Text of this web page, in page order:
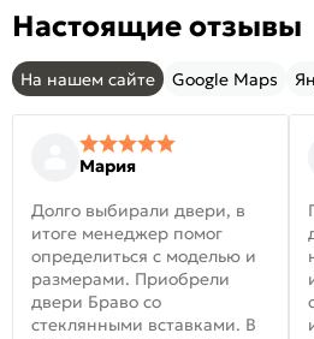
Настоящие отзывы
На нашем сайте Google Maps
Мария
Долго выбирали двери, в
итоге менеджер помог
определиться с моделью и
размерами. Приобрели
двери Браво со
стеклянными вставками. В